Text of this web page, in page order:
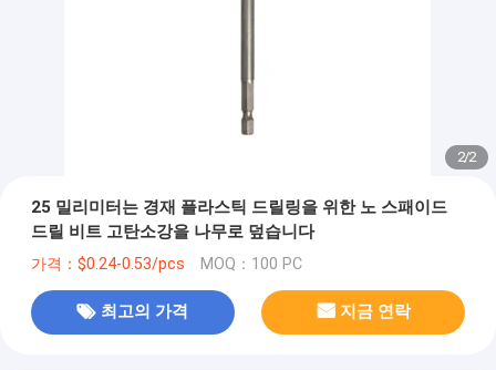
2/2
25 밀리미터는 경재 플라스틱 드릴링을 위한 노 스패이드
드릴 비트 고탄소강을 나무로 덮습니다
가격：$0.24-0.53/pcs MOQ：100 PC
최고의 가격 지금 연락